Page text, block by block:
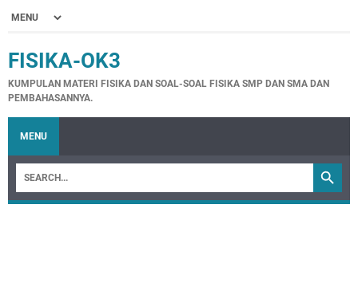
FISIKA-OK3
KUMPULAN MATERI FISIKA DAN SOAL-SOAL FISIKA SMP DAN SMA DAN
PEMBAHASANNYA.
MENU